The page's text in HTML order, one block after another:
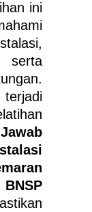
ini